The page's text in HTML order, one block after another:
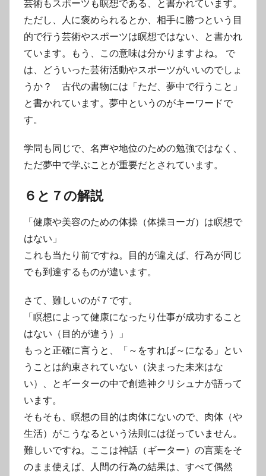
芸術もスポーツも瞑想である、と書かれています。
ただし、人に褒められるとか、相手に勝つという目
的で行う芸術やスポーツは瞑想ではない、と書かれ
ています。もう、この意味は分かりますよね。 で
は、どういった芸術活動やスポーツがいいのでしょ
うか？ 古代の書物には「ただ、夢中で行うこと」
と書かれています。夢中というのがキーワードで
す。
学問も同じで、名声や地位のための勉強ではなく、
ただ夢中で学ぶことが重要だとされています。
６と７の解説
「健康や美容のための体操（体操ヨーガ）は瞑想で
はない」
これも当たり前ですね。目的が違えば、行為が同じ
でも到達するものが違います。
さて、難しいのが７です。
「瞑想によって健康になったり仕事が成功すること
はない（目的が違う）」
もっと正確に言うと、「～をすれば～になる」とい
うことは約束されていない（決まった未来はな
い）、とギーターの中で創造神クリシュナが語って
います。
そもそも、瞑想の目的は肉体にないので、肉体（や
生活）がこうなるという法則には従っていません。
難しいですね。ここは神話（ギーター）の言葉をそ
のまま使えば、人間の行為の結果は、すべて偶然